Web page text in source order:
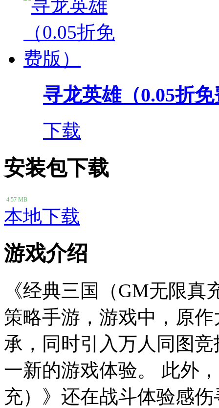
寻龙英雄（0.05折
下载
安装包下载
4.57 MB
本地下载
游戏介绍
《经典三国（GM无限
策略手游，游戏中，原
承，同时引入万人同图
一新的游戏体验。 此外
充）》还在战斗体验感